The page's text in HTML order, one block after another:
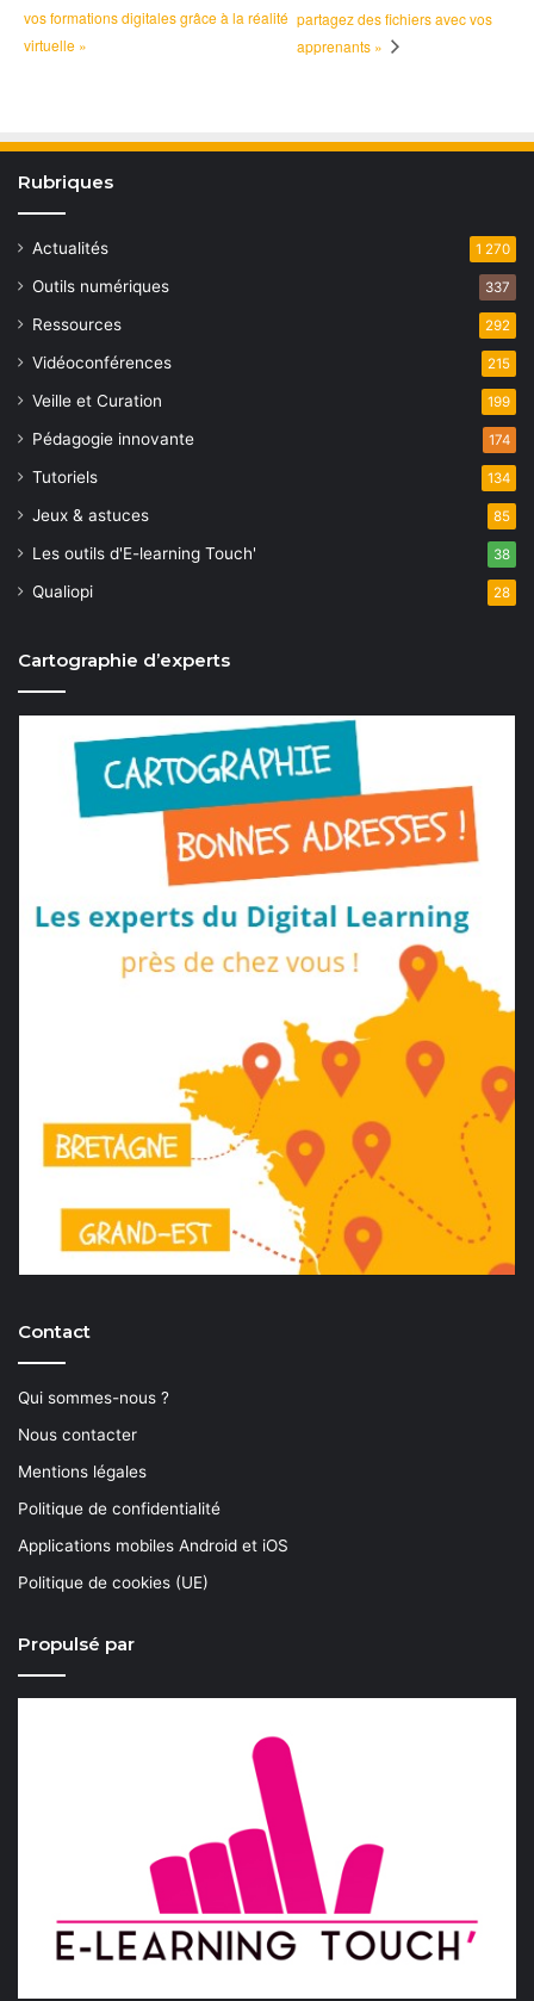
vos formations digitales grâce à la réalité
virtuelle »
partagez des fichiers avec vos
apprenants »
Rubriques
Actualités 1 270
Outils numériques 337
Ressources 292
Vidéoconférences 215
Veille et Curation 199
Pédagogie innovante 174
Tutoriels 134
Jeux & astuces 85
Les outils d'E-learning Touch' 38
Qualiopi 28
Cartographie d’experts
Contact
Qui sommes-nous ?
Nous contacter
Mentions légales
Politique de confidentialité
Applications mobiles Android et iOS
Politique de cookies (UE)
Propulsé par